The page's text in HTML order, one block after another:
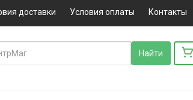
доставки Условия оплаты Контакты